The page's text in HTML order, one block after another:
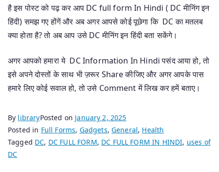
है इस पोस्ट को पढ़ कर आप DC full form In Hindi ( DC मीनिंग इन
हिंदी) समझ गए होंगें और अब अगर आपसे कोई पूछेगा कि DC का मतलब
क्या होता है? तो अब आप उसे DC मीनिंग इन हिंदी बता सकेंगे।
अगर आपको हमारा ये DC Information In Hindi पसंद आया हो, तो
इसे अपने दोस्तों के साथ भी ज़रूर Share कीजिए और अगर आपके पास
हमारे लिए कोई सवाल हो, तो उसे Comment में लिख कर हमें बताए।
By libraryPosted on January 2, 2025
Posted in Full Forms, Gadgets, General, Health
Tagged DC, DC FULL FORM, DC FULL FORM IN HINDI, uses of
DC